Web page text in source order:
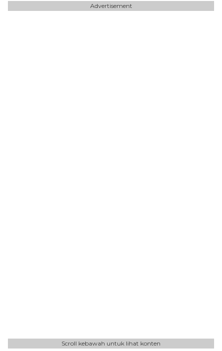
Advertisement
Scroll kebawah untuk lihat konten